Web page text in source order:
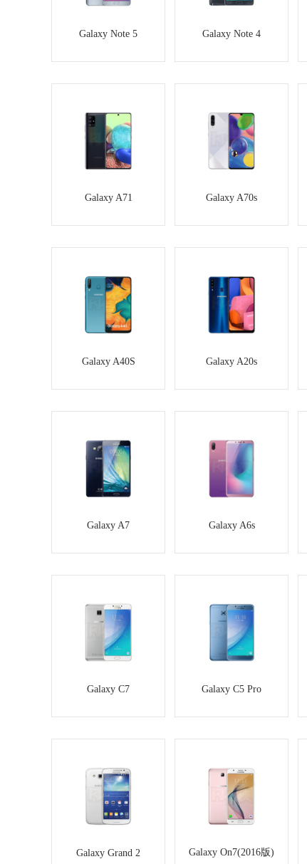
Galaxy Note 5 Galaxy Note 4
Galaxy A71 Galaxy A70s
Galaxy A40S Galaxy A20s
Galaxy A7 Galaxy A6s
Galaxy C7 Galaxy C5 Pro
Galaxy Grand 2 Galaxy On7(2016版)